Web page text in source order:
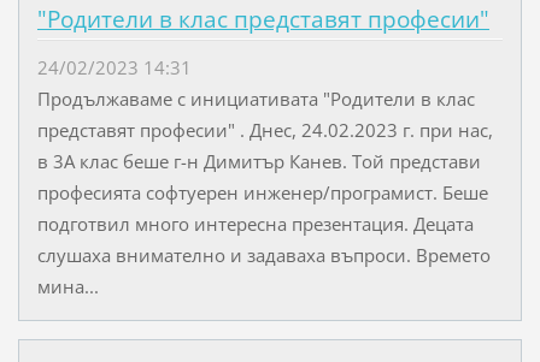
"Родители в клас представят професии"
24/02/2023 14:31
Продължаваме с инициативата "Родители в клас
представят професии" . Днес, 24.02.2023 г. при нас,
в 3А клас беше г-н Димитър Канев. Той представи
професията софтуерен инженер/програмист. Беше
подготвил много интересна презентация. Децата
слушаха внимателно и задаваха въпроси. Времето
мина...